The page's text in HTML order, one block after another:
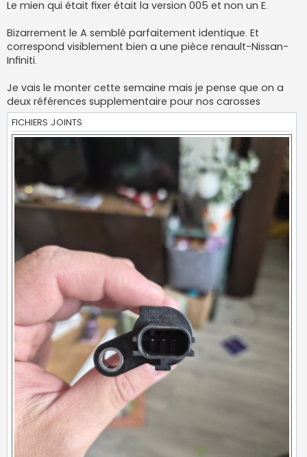
Le mien qui était fixer était la version 005 et non un E.
Bizarrement le A semblé parfaitement identique. Et
correspond visiblement bien a une pièce renault-Nissan-
Infiniti.
Je vais le monter cette semaine mais je pense que on a
deux références supplementaire pour nos carosses
FICHIERS JOINTS